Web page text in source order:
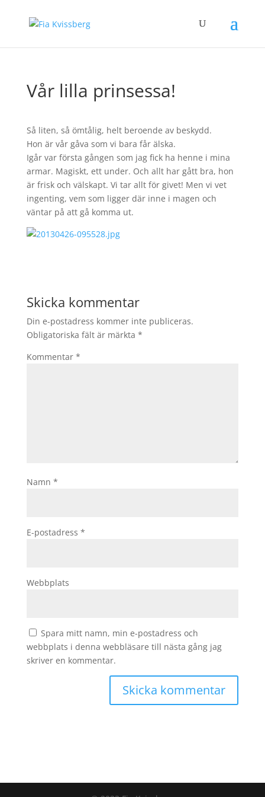
Vår lilla prinsessa!
Så liten, så ömtålig, helt beroende av beskydd.
Hon är vår gåva som vi bara får älska.
Igår var första gången som jag fick ha henne i mina
armar. Magiskt, ett under. Och allt har gått bra, hon
är frisk och välskapt. Vi tar allt för givet! Men vi vet
ingenting, vem som ligger där inne i magen och
väntar på att gå komma ut.
Skicka kommentar
Din e-postadress kommer inte publiceras.
Obligatoriska fält är märkta *
Kommentar *
Namn *
E-postadress *
Webbplats
Spara mitt namn, min e-postadress och
webbplats i denna webbläsare till nästa gång jag
skriver en kommentar.